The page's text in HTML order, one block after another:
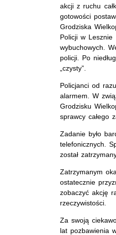
akcji z ruchu
gotowości
Grodziska
Policji w Lesznie
wybuchowych.
policji. Po
„czysty”.
Policjanci od
alarmem. W
Grodzisku
sprawcy całego
Zadanie było
telefonicznych.
został
Zatrzymanym
ostatecznie
zobaczyć akcję
rzeczywistości.
Za swoją
lat pozbawienia